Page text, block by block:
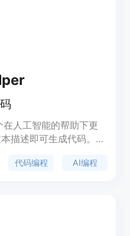
人工智能的帮助下更
描述即可生成代码。人
各种任务的工具。全部
代码编程 AI编程